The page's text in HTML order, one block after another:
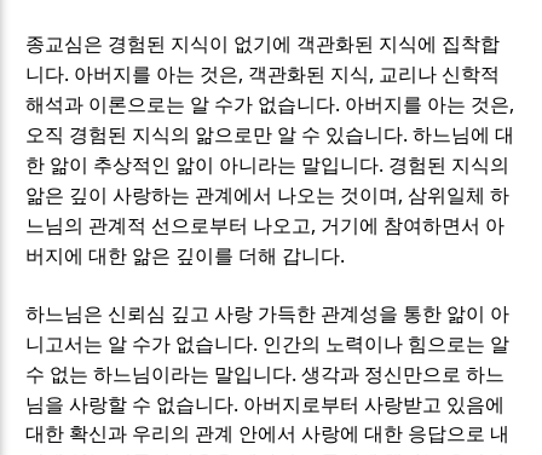
종교심은 경험된 지식이 없기에 객관화된 지식에 집착합
니다. 아버지를 아는 것은, 객관화된 지식, 교리나 신학적
해석과 이론으로는 알 수가 없습니다. 아버지를 아는 것은,
오직 경험된 지식의 앎으로만 알 수 있습니다.하느님에 대
한 앎이 추상적인 앎이 아니라는 말입니다. 경험된 지식의
앎은 깊이 사랑하는 관계에서 나오는 것이며 ,삼위일체 하
느님의 관계적 선으로부터 나오고, 거기에 참여하면서 아
버지에 대한 앎은 깊이를 더해 갑니다.
하느님은 신뢰심 깊고 사랑 가득한 관계성을 통한 앎이 아
니고서는 알 수가 없습니다. 인간의 노력이나 힘으로는 알
수 없는 하느님이라는 말입니다.생각과 정신만으로 하느
님을 사랑할 수 없습니다. 아버지로부터 사랑받고 있음에
대한 확신과 우리의 관계 안에서 사랑에 대한 응답으로 내